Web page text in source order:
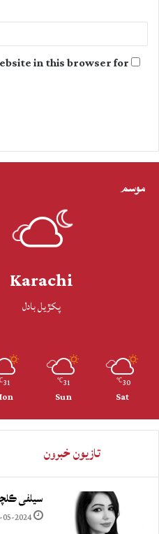
in this browser for
موسم
Karachi
پکڙيل بادل
30
℃
Sat
31
℃
Sun
31
تازيون خبرون
سيلفي
05-2024